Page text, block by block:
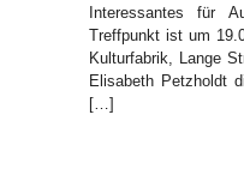
Interessantes für
Treffpunkt ist um
Kulturfabrik, Lange
Elisabeth Petzholdt
[…]